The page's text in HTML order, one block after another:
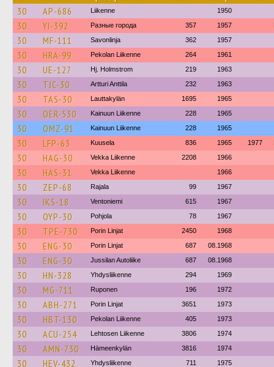
30 AP-686 Liikenne 1950
30 YI-392 Разные города 357 1957
30 MF-111 Savonlinja 362 1957
30 HRA-99 Pekolan Liikenne 264 1961
30 UE-127 Hj. Holmstrom 219 1963
30 TJC-30 Artturi Anttila 232 1963
30 TAS-30 Lauttakylän 1695 1965
30 OER-530 Kainuun Liikenne 228 1965
30 OMZ-91 Kainuun Liikenne 228 1965
30 LFP-63 Kuusela 836 1965 1977
30 HAG-30 Vekka Liikenne 2208 1966
30 HAS-31 Vekka Liikenne 1966
30 ZEP-68 Rajala 99 1967
30 IKS-18 Ventoniemi 615 1967
30 OYP-30 Pohjola 78 1967
30 TPE-730 Porin Linjat 2450 1968
30 ENG-30 Porin Linjat 687 08.1968
30 ENG-30 Jussilan Autoliike 687 08.1968
30 HN-328 Yhdysliikenne 294 1969
30 MG-711 Ruponen 196 1972
30 ABH-271 Porin Linjat 3651 1973
30 HBT-130 Pekolan Liikenne 405 1973
30 ACU-254 Lehtosen Liikenne 3806 1974
30 AMN-730 Hämeenkylän 3816 1974
30 HEV-432 Yhdysliikenne 711 1975